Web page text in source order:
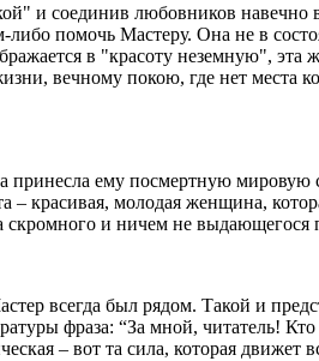
и соединив любовников
помочь Мастеру. Она не в
в "красоту неземную", эта
вечному покою, где нет места
ему посмертную мировую
красивая, молодая женщина,
и ничем не выдающегося
всегда был рядом. Такой и
фраза: “За мной, читатель! Кто
– вот та сила, которая движет